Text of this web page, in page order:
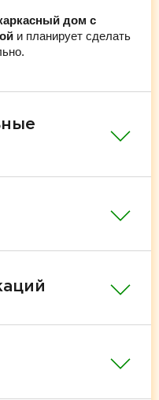
дом с
и планирует сделать